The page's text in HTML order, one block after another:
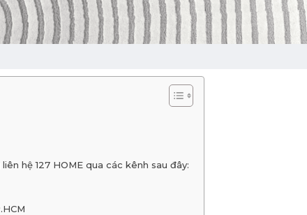
hệ 127 HOME qua các kênh sau đây: